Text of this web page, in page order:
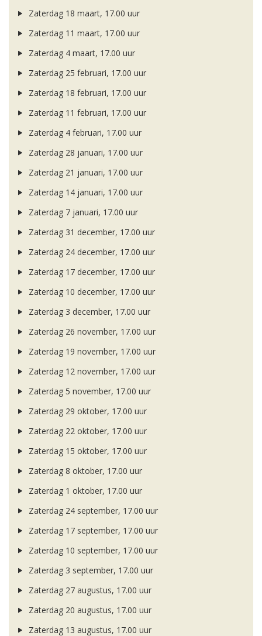
Zaterdag 18 maart, 17.00 uur
Zaterdag 11 maart, 17.00 uur
Zaterdag 4 maart, 17.00 uur
Zaterdag 25 februari, 17.00 uur
Zaterdag 18 februari, 17.00 uur
Zaterdag 11 februari, 17.00 uur
Zaterdag 4 februari, 17.00 uur
Zaterdag 28 januari, 17.00 uur
Zaterdag 21 januari, 17.00 uur
Zaterdag 14 januari, 17.00 uur
Zaterdag 7 januari, 17.00 uur
Zaterdag 31 december, 17.00 uur
Zaterdag 24 december, 17.00 uur
Zaterdag 17 december, 17.00 uur
Zaterdag 10 december, 17.00 uur
Zaterdag 3 december, 17.00 uur
Zaterdag 26 november, 17.00 uur
Zaterdag 19 november, 17.00 uur
Zaterdag 12 november, 17.00 uur
Zaterdag 5 november, 17.00 uur
Zaterdag 29 oktober, 17.00 uur
Zaterdag 22 oktober, 17.00 uur
Zaterdag 15 oktober, 17.00 uur
Zaterdag 8 oktober, 17.00 uur
Zaterdag 1 oktober, 17.00 uur
Zaterdag 24 september, 17.00 uur
Zaterdag 17 september, 17.00 uur
Zaterdag 10 september, 17.00 uur
Zaterdag 3 september, 17.00 uur
Zaterdag 27 augustus, 17.00 uur
Zaterdag 20 augustus, 17.00 uur
Zaterdag 13 augustus, 17.00 uur